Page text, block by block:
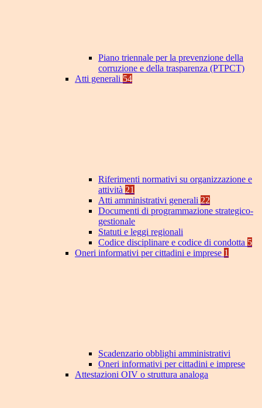
Piano triennale per la prevenzione della
corruzione e della trasparenza (PTPCT)
Atti generali 54
Riferimenti normativi su organizzazione e
attività 21
Atti amministrativi generali 22
Documenti di programmazione strategico-
gestionale
Statuti e leggi regionali
Codice disciplinare e codice di condotta 5
Oneri informativi per cittadini e imprese 1
Scadenzario obblighi amministrativi
Oneri informativi per cittadini e imprese
Attestazioni OIV o struttura analoga